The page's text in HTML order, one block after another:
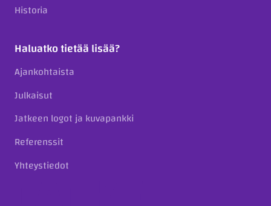
Historia
Haluatko tietää lisää?
Ajankohtaista
Julkaisut
Jatkeen logot ja kuvapankki
Referenssit
Yhteystiedot